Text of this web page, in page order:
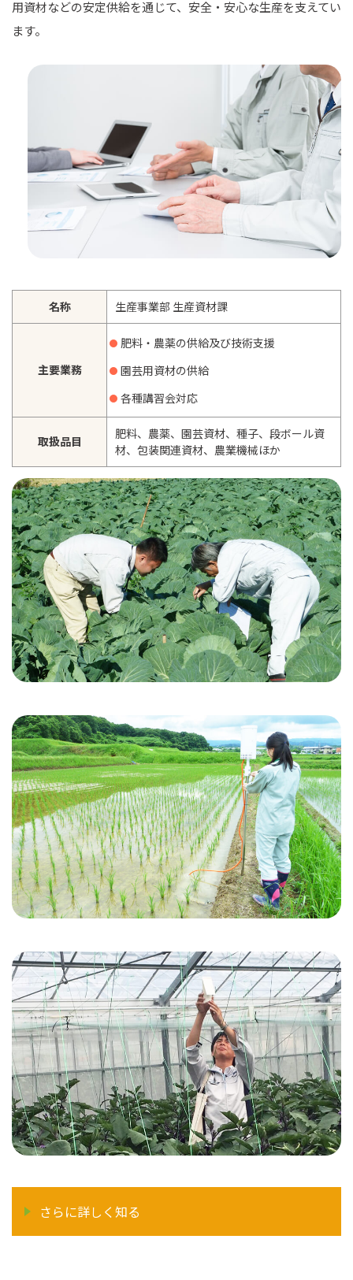
用資材などの安定供給を通じて、安全・安心な生産を支えてい
ます。
名称 生産事業部 生産資材課
主要業務
肥料・農薬の供給及び技術支援
園芸用資材の供給
各種講習会対応
取扱品目
肥料、農薬、園芸資材、種子、段ボール資
材、包装関連資材、農業機械ほか
さらに詳しく知る